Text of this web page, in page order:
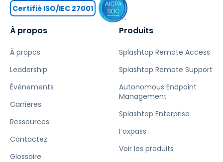
À propos
À propos
Leadership
Événements
Carrières
Ressources
Contactez
Glossaire
Produits
Splashtop Remote Access
Splashtop Remote Support
Autonomous Endpoint
Management
Splashtop Enterprise
Foxpass
Voir les produits
Certifié ISO/IEC 27001